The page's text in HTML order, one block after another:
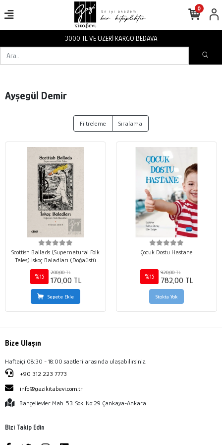
3000 TL VE ÜZERİ KARGO BEDAVA
0
Ayşegül Demir
Filtreleme Sıralama
Scottish Ballads (Supernatural Folk
Tales) İskoç Baladları (Doğaüstü
Halk Masalları)
%15
200,00 TL
170,00 TL
Sepete Ekle
Çocuk Dostu Hastane
%15
920,00 TL
782,00 TL
Stokta Yok
Bize Ulaşın
Haftaiçi 08:30 - 18:00 saatleri arasında ulaşabilirsiniz.
+90 312 223 7773
info@gazikitabevi.com.tr
Bahçelievler Mah. 53. Sok. No:29 Çankaya-Ankara
Bizi Takip Edin